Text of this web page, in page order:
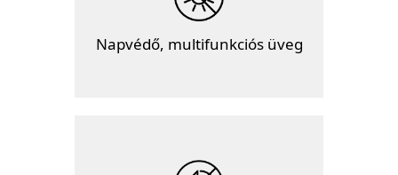
Napvédő, multifunkciós üveg